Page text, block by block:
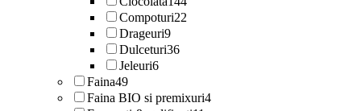
Compoturi22
Drageuri9
Dulceturi36
Jeleuri6
Faina49
Faina BIO si premixuri4